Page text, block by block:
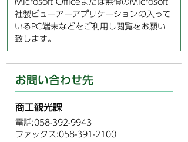
社製ビューアーアプリケーションの入って
いるPC端末などをご利用し閲覧をお願い
致します。
お問い合わせ先
商工観光課
電話:058-392-9943
ファックス:058-391-2100